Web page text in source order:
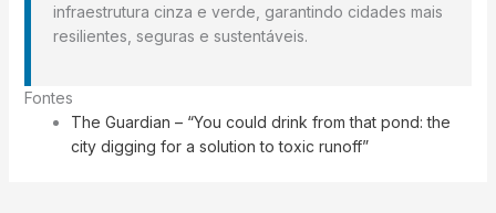
infraestrutura cinza e verde, garantindo cidades mais
resilientes, seguras e sustentáveis.
Fontes
The Guardian – “You could drink from that pond: the
city digging for a solution to toxic runoff”